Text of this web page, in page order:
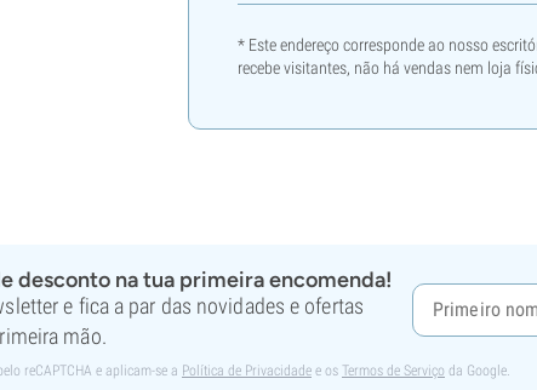
* Este endereço corresponde ao nosso
recebe visitantes, não há vendas nem loja
desconto na tua primeira encomenda!
e fica a par das novidades e ofertas
mão.
reCAPTCHA e aplicam-se a Política de Privacidade e os Termos de Serviço da Google.